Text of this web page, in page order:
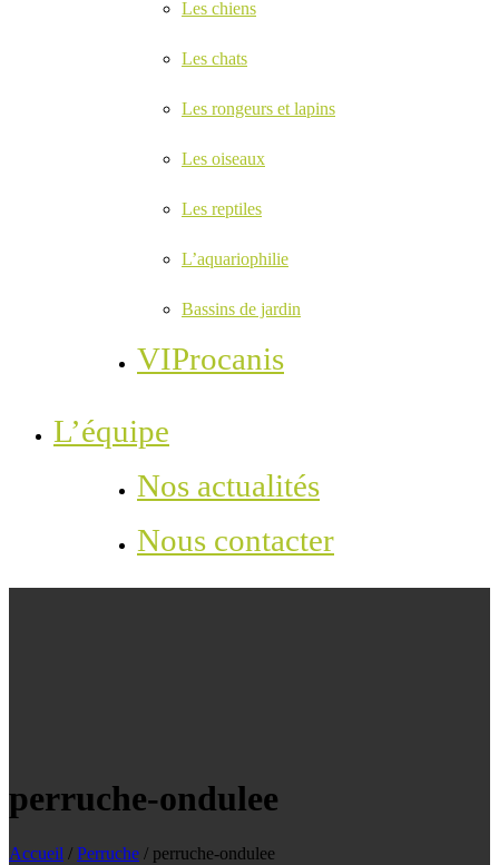
Les chiens
Les chats
Les rongeurs et lapins
Les oiseaux
Les reptiles
L’aquariophilie
Bassins de jardin
VIProcanis
L’équipe
Nos actualités
Nous contacter
perruche-ondulee
Accueil / Perruche / perruche-ondulee